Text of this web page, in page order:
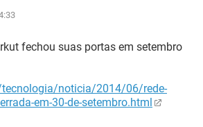
fechou suas portas em setembro
noticia/2014/06/rede-
em-30-de-setembro.html